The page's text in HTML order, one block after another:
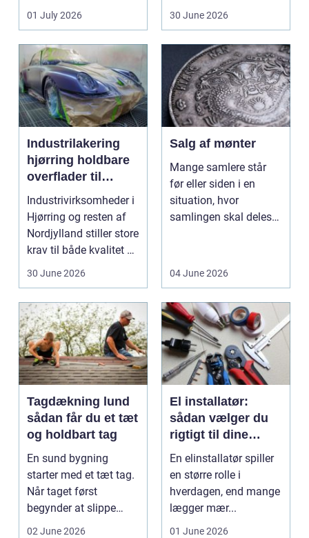
ændrer sig, k...
01 July 2026
badeværelse, bliver
30 June 2026
Industrilakering
hjørring holdbare
overflader til
industri og erhverv
Industrivirksomheder i
Hjørring og resten af
Nordjylland stiller store
krav til både kvalitet og
hol...
30 June 2026
Salg af mønter
Mange samlere står
før eller siden i en
situation, hvor
samlingen skal deles
04 June 2026
Tagdækning lund
sådan får du et tæt
og holdbart tag
En sund bygning
starter med et tæt tag.
Når taget først
begynder at slippe
vand ind, kan skaderne
02 June 2026
El installatør:
sådan vælger du
rigtigt til dine
elinstallationer
En elinstallatør spiller
en større rolle i
hverdagen, end mange
lægger mær...
01 June 2026